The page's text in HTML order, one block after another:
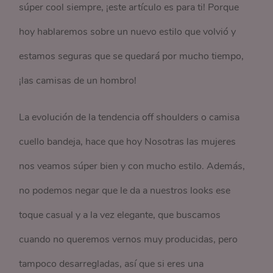
súper cool siempre, ¡este artículo es para ti! Porque
hoy hablaremos sobre un nuevo estilo que volvió y
estamos seguras que se quedará por mucho tiempo,
¡las camisas de un hombro!
La evolución de la tendencia off shoulders o camisa
cuello bandeja, hace que hoy Nosotras las mujeres
nos veamos súper bien y con mucho estilo. Además,
no podemos negar que le da a nuestros looks ese
toque casual y a la vez elegante, que buscamos
cuando no queremos vernos muy producidas, pero
tampoco desarregladas, así que si eres una